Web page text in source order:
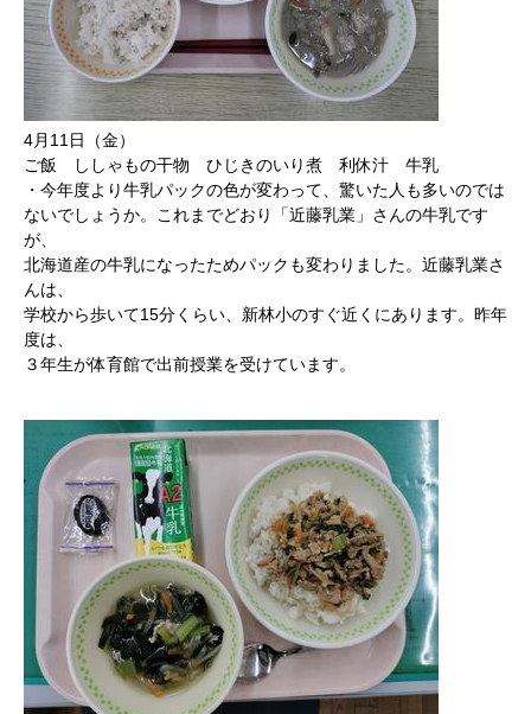
4月11日（金）
ご飯 ししゃもの干物 ひじきのいり煮 利休汁 牛乳
・今年度より牛乳パックの色が変わって、驚いた人も多いのでは
ないでしょうか。これまでどおり「近藤乳業」さんの牛乳です
が、
北海道産の牛乳になったためパックも変わりました。近藤乳業さ
んは、
学校から歩いて15分くらい、新林小のすぐ近くにあります。昨年
度は、
３年生が体育館で出前授業を受けています。